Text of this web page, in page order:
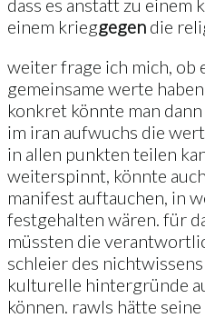
dass es anstatt zu einem
einem krieggegen die
weiter frage ich mich, ob
gemeinsame werte
konkret könnte man
im iran aufwuchs die
in allen punkten teilen
weiterspinnt, könnte
manifest auftauchen, in
festgehalten wären. für
müssten die
schleier des
kulturelle hintergründe
können. rawls hätte